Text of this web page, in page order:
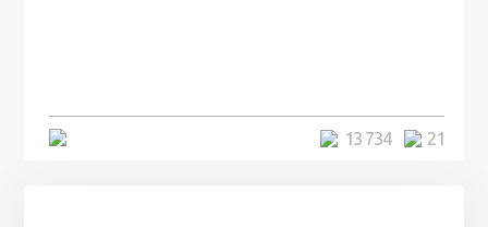
21
13 734